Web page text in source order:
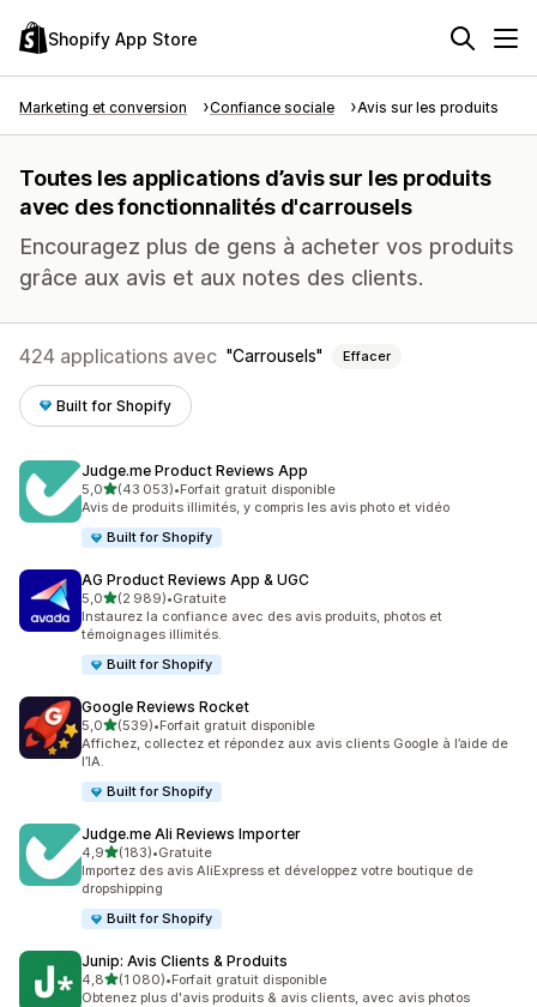
Shopify App Store
Marketing et conversion Confiance sociale Avis sur les produits
Toutes les applications d’avis sur les produits
avec des fonctionnalités d'carrousels
Encouragez plus de gens à acheter vos produits
grâce aux avis et aux notes des clients.
424 applications avec Carrousels Effacer
Built for Shopify
Judge.me Product Reviews App
5,0étoile(s) sur 5
(43 053)
43053 avis au total
•Forfait gratuit disponible
Avis de produits illimités, y compris les avis photo et vidéo
Built for Shopify
AG Product Reviews App & UGC
5,0étoile(s) sur 5
(2 989)
2989 avis au total
•Gratuite
Instaurez la confiance avec des avis produits, photos et
témoignages illimités.
Built for Shopify
Google Reviews Rocket
5,0étoile(s) sur 5
(539)
539 avis au total
•Forfait gratuit disponible
Affichez, collectez et répondez aux avis clients Google à l’aide de
l’IA.
Built for Shopify
Judge.me Ali Reviews Importer
4,9étoile(s) sur 5
(183)
183 avis au total
•Gratuite
Importez des avis AliExpress et développez votre boutique de
dropshipping
Built for Shopify
Junip: Avis Clients & Produits
4,8étoile(s) sur 5
(1 080)
1080 avis au total
•Forfait gratuit disponible
Obtenez plus d'avis produits & avis clients, avec avis photos